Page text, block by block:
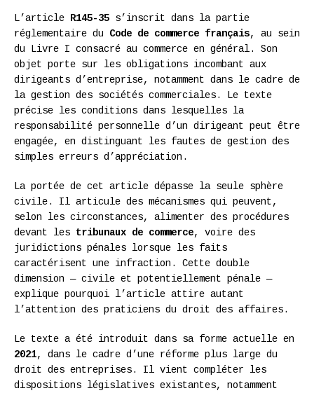
L’article R145-35 s’inscrit dans la partie
réglementaire du Code de commerce français, au sein
du Livre I consacré au commerce en général. Son
objet porte sur les obligations incombant aux
dirigeants d’entreprise, notamment dans le cadre de
la gestion des sociétés commerciales. Le texte
précise les conditions dans lesquelles la
responsabilité personnelle d’un dirigeant peut être
engagée, en distinguant les fautes de gestion des
simples erreurs d’appréciation.
La portée de cet article dépasse la seule sphère
civile. Il articule des mécanismes qui peuvent,
selon les circonstances, alimenter des procédures
devant les tribunaux de commerce, voire des
juridictions pénales lorsque les faits
caractérisent une infraction. Cette double
dimension — civile et potentiellement pénale —
explique pourquoi l’article attire autant
l’attention des praticiens du droit des affaires.
Le texte a été introduit dans sa forme actuelle en
2021, dans le cadre d’une réforme plus large du
droit des entreprises. Il vient compléter les
dispositions législatives existantes, notamment